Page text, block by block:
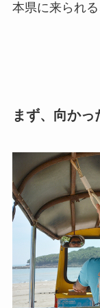
本県に来られる
まず、向かっ